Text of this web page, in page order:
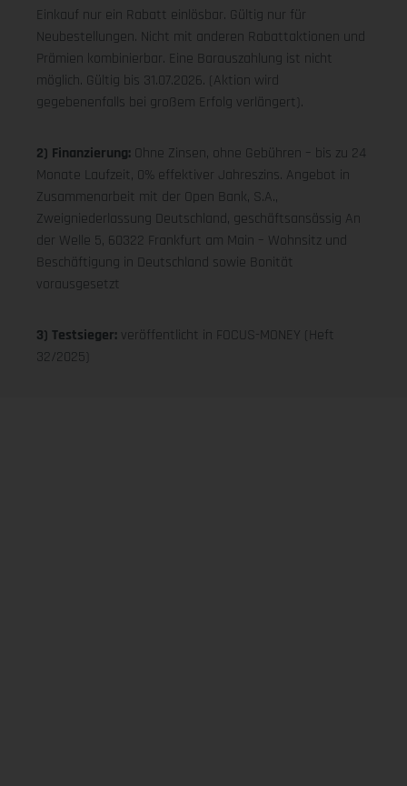
Einkauf nur ein Rabatt einlösbar. Gültig nur für
Neubestellungen. Nicht mit anderen Rabattaktionen und
Prämien kombinierbar. Eine Barauszahlung ist nicht
möglich. Gültig bis 31.07.2026. (Aktion wird
gegebenenfalls bei großem Erfolg verlängert).
2) Finanzierung: Ohne Zinsen, ohne Gebühren – bis zu 24
Monate Laufzeit, 0% effektiver Jahreszins. Angebot in
Zusammenarbeit mit der Open Bank, S.A.,
Zweigniederlassung Deutschland, geschäftsansässig An
der Welle 5, 60322 Frankfurt am Main – Wohnsitz und
Beschäftigung in Deutschland sowie Bonität
vorausgesetzt
3) Testsieger: veröffentlicht in FOCUS-MONEY (Heft
32/2025)